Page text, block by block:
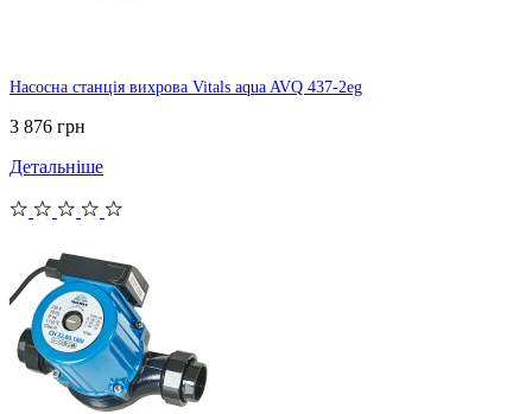
Насосна станція вихрова Vitals aqua AVQ 437-2eg
3 876 грн
Детальніше